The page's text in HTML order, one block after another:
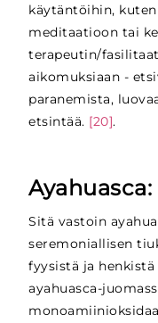
käytäntöihin,
meditaatioon tai
terapeutin/
aikomuksiaan -
paranemista,
etsintää. [20].
Ayahuasca:
Sitä vastoin
seremoniallisen
fyysistä ja
ayahuasca-